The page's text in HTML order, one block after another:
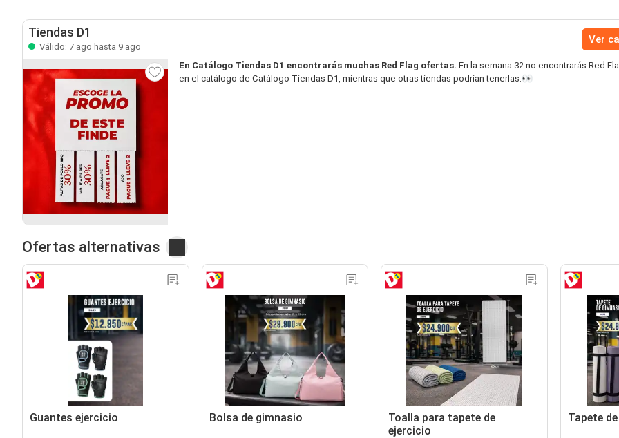
Tiendas D1
Válido: 7 ago hasta 9 ago
Ver
En Catálogo Tiendas D1 encontrarás muchas Red Flag ofertas. En la semana 32 no encontrarás Red
en el catálogo de Catálogo Tiendas D1, mientras que otras tiendas podrían tenerlas.👀
Ofertas alternativas
Guantes ejercicio Bolsa de gimnasio
Toalla para tapete de
ejercicio
Tapete